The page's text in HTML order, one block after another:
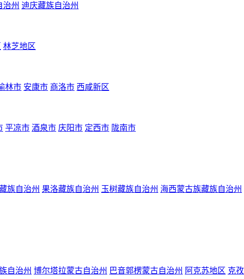
治州 迪庆藏族自治州
林芝地区
林市 安康市 商洛市 西咸新区
平凉市 酒泉市 庆阳市 定西市 陇南市
族自治州 果洛藏族自治州 玉树藏族自治州 海西蒙古族藏族自治州
自治州 博尔塔拉蒙古自治州 巴音郭楞蒙古自治州 阿克苏地区 克